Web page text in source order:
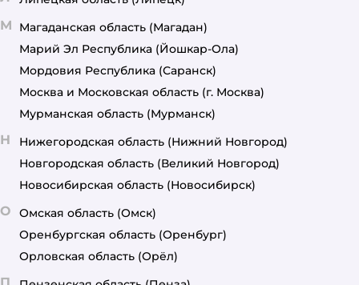
М Магаданская область (Магадан)
Марий Эл Республика (Йошкар-Ола)
Мордовия Республика (Саранск)
Москва и Московская область (г. Москва)
Мурманская область (Мурманск)
Н Нижегородская область (Нижний Новгород)
Новгородская область (Великий Новгород)
Новосибирская область (Новосибирск)
О Омская область (Омск)
Оренбургская область (Оренбург)
Орловская область (Орёл)
П